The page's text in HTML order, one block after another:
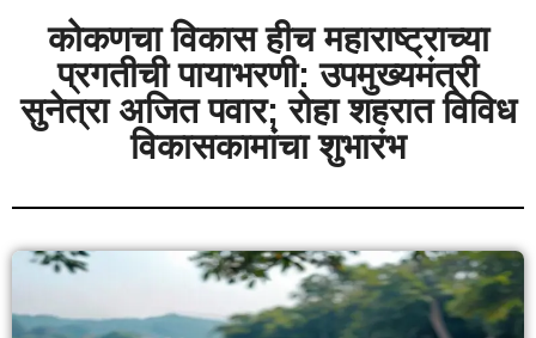
कोकणचा विकास हीच महाराष्ट्राच्या
प्रगतीची पायाभरणी: उपमुख्यमंत्री
सुनेत्रा अजित पवार; रोहा शहरात विविध
विकासकामांचा शुभारंभ